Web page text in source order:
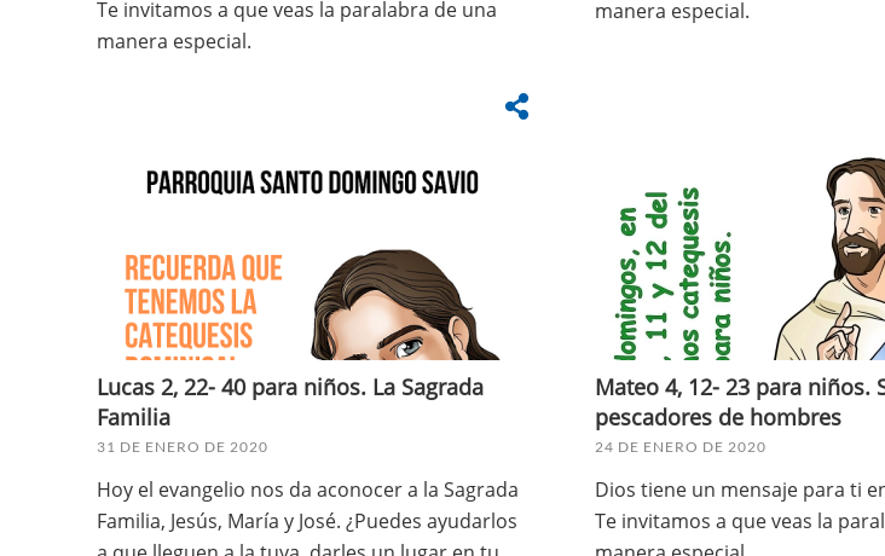
Te invitamos a que veas la paralabra de una
manera especial.
manera especial.
Lucas 2, 22- 40 para niños. La Sagrada
Familia
31 DE ENERO DE 2020
Hoy el evangelio nos da aconocer a la Sagrada
Familia, Jesús, María y José. ¿Puedes ayudarlos
Mateo 4, 12- 23 para niños.
pescadores de hombres
24 DE ENERO DE 2020
Dios tiene un mensaje para ti
Te invitamos a que veas la